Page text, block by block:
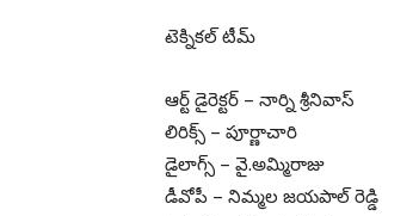
టెక్నికల్ టీమ్
ఆర్ట్ డైరెక్టర్ – నార్ని శ్రీనివాస్
లిరిక్స్ – పూర్ణాచారి
డైలాగ్స్ – వై.అమ్మిరాజు
డీవోపీ – నిమ్మల జయపాల్ రెడ్డి